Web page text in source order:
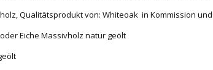
Qualitätsprodukt von: Whiteoak in Kommission
Eiche Massivholz natur geölt